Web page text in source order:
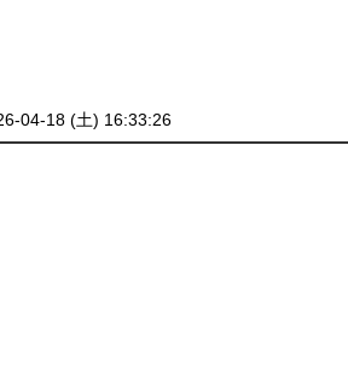
04-18 (土) 16:33:26